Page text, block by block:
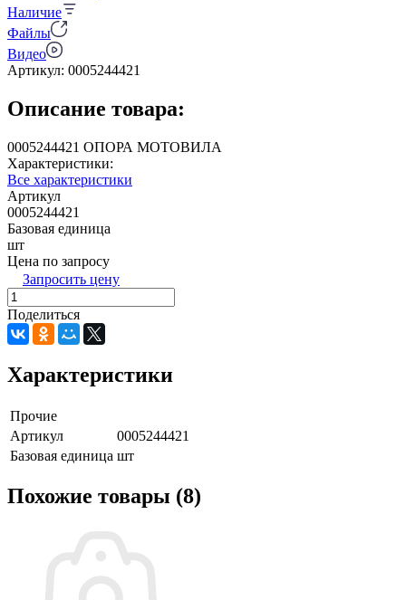
Наличие
Файлы
Видео
Артикул: 0005244421
Описание товара:
0005244421 ОПОРА МОТОВИЛА
Характеристики:
Все характеристики
Артикул
0005244421
Базовая единица
шт
Цена по запросу
Запросить цену
Поделиться
Характеристики
Прочие
Артикул
0005244421
Базовая единица шт
Похожие товары (8)